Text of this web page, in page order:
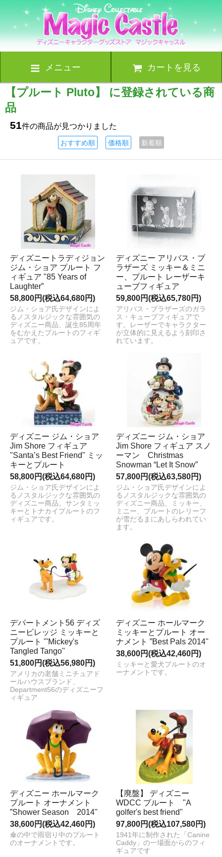
メニュー カートを見る
【プルート Pluto】 に登録されている商
品
51件の商品が見つかりました
おすすめ順 価格順 新着順
ディズニートラディジョン
ジム・ショア プルート フ
ィギュア "85 Years of
Laughter”
58,800円(税込64,680円)
ジム・ショア氏デザインによ
るノスタルジックな雰囲気の
ディズニー商品、誕生85周年
をむかえたプルートのフィギ
ュアです。
ディズニー アリバス・ブ
ラザーズ ミッキー＆ミニ
ー、プルート レーザーキ
ューブフィギュア
59,800円(税込65,780円)
アリバス・ブラザーズのガラ
ス・キューブフィギュアで
す。レーザーでキャラクター
が立体的に見えるよう刻印さ
れています。
ディズニー ジム・ショア
Jim Shore フィギュア
"Santa’s Best Friend" ミッ
キーとプルート
58,800円(税込64,680円)
ジム・ショア氏デザインによ
るノスタルジックな雰囲気の
ディズニー商品。サンタミッ
キーとトナカイプルートのフ
ィギュアです。
ディズニー ジム・ショア
Jim Shore フィギュア スノ
ーマン Christmas
Snowman “Let It Snow”
57,800円(税込63,580円)
ジム・ショア氏デザインによ
るノスタルジックな雰囲気の
ディズニー商品、ミッキー、
ミニー、プルートのレリーフ
が雪だるまにあしらわれてい
ます。
デパートメント56 ディズ
ニービレッジ ミッキーと
プルート '''Mickey's
Tangled Tango''
51,800円(税込56,980円)
アメリカの老舗ミニチュアド
ールハウスブランド、
Department56のディズニーフ
ィギュア
ディズニー ホールマーク
ミッキーとプルート オー
ナメント ”Best Pals 2014"
38,600円(税込42,460円)
ミッキーと愛犬プルートのオ
ーナメントです。
ディズニー ホールマーク
プルート オーナメント
”Shower Season 2014"
38,600円(税込42,460円)
傘の中で雨宿り中のプルート
のオーナメントです。
【廃盤】 ディズニー
WDCC プルート "A
golfer's best friend"
97,800円(税込107,580円)
1941年に制作された「Canine
Caddy」の一場面からのフィ
ギュアです